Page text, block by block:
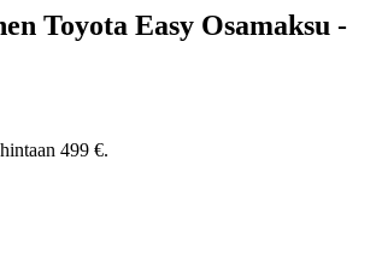
Toyota Easy Osamaksu -
499 €.